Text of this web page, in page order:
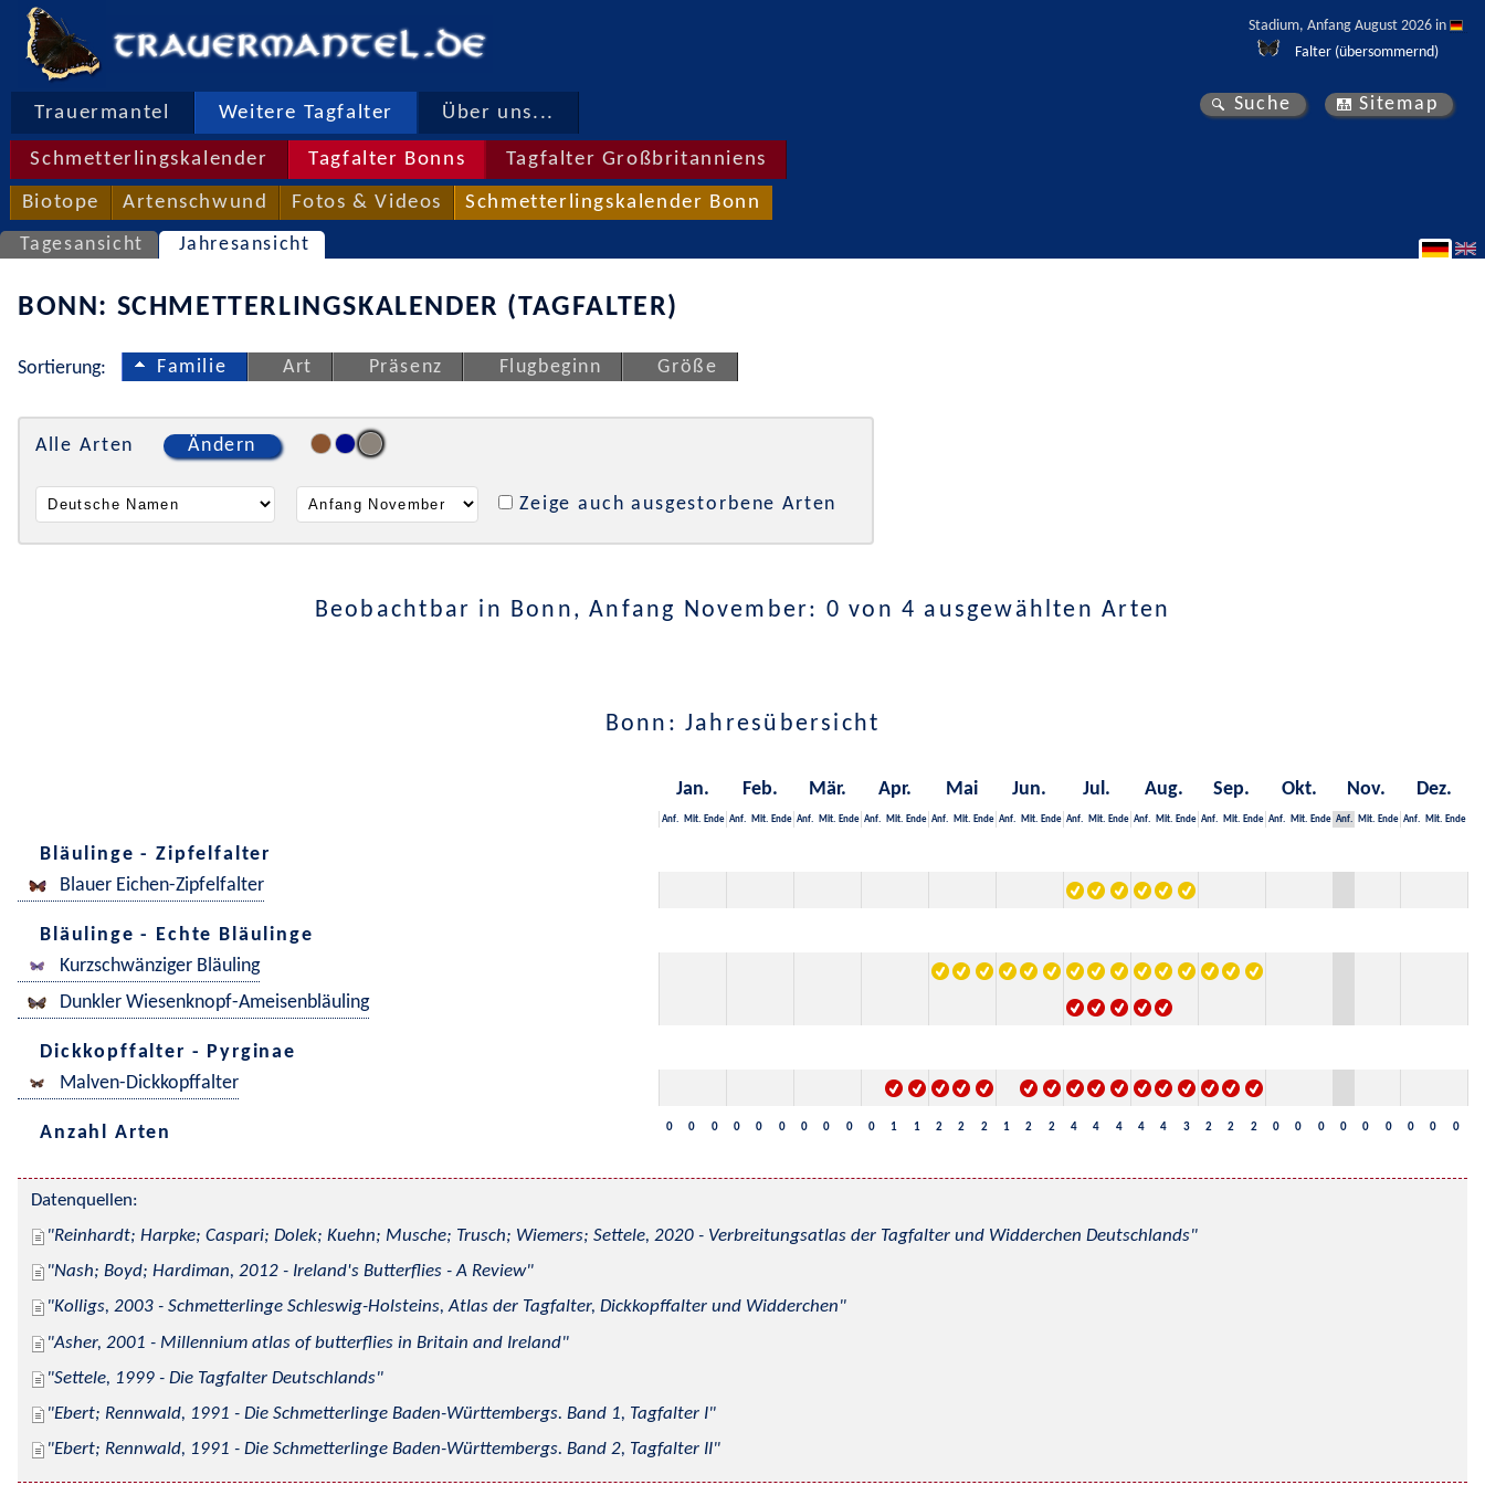
Stadium, Anfang August 2026 in
Falter (übersommernd)
Trauermantel Weitere Tagfalter Über uns...
Schmetterlingskalender Tagfalter Bonns Tagfalter Großbritanniens
Biotope Artenschwund Fotos & Videos Schmetterlingskalender Bonn
Suche Sitemap
Tagesansicht Jahresansicht
BONN: SCHMETTERLINGSKALENDER (TAGFALTER)
Sortierung: Familie Art Präsenz Flugbeginn Größe
Alle Arten Ändern
Zeige auch ausgestorbene Arten
Beobachtbar in Bonn, Anfang November: 0 von 4 ausgewählten Arten
Bonn: Jahresübersicht
Jan. Feb. Mär. Apr. Mai Jun. Jul. Aug. Sep. Okt. Nov. Dez.
Anf. Mit. Ende Anf. Mit. Ende Anf. Mit. Ende Anf. Mit. Ende Anf. Mit. Ende Anf. Mit. Ende Anf. Mit. Ende Anf. Mit. Ende Anf. Mit. Ende Anf. Mit. Ende Anf. Mit. Ende Anf. Mit. Ende
Bläulinge - Zipfelfalter
Blauer Eichen-Zipfelfalter
Bläulinge - Echte Bläulinge
Kurzschwänziger Bläuling
Dunkler Wiesenknopf-Ameisenbläuling
Dickkopffalter - Pyrginae
Malven-Dickkopffalter
Anzahl Arten 0 0 0 0 0 0 0 0 0 0 1 1 2 2 2 1 2 2 4 4 4 4 4 3 2 2 2 0 0 0 0 0 0 0 0 0
Datenquellen:
Reinhardt; Harpke; Caspari; Dolek; Kuehn; Musche; Trusch; Wiemers; Settele, 2020 - Verbreitungsatlas der Tagfalter und Widderchen Deutschlands
Nash; Boyd; Hardiman, 2012 - Ireland's Butterflies - A Review
Kolligs, 2003 - Schmetterlinge Schleswig-Holsteins, Atlas der Tagfalter, Dickkopffalter und Widderchen
Asher, 2001 - Millennium atlas of butterflies in Britain and Ireland
Settele, 1999 - Die Tagfalter Deutschlands
Ebert; Rennwald, 1991 - Die Schmetterlinge Baden-Württembergs. Band 1, Tagfalter I
Ebert; Rennwald, 1991 - Die Schmetterlinge Baden-Württembergs. Band 2, Tagfalter II